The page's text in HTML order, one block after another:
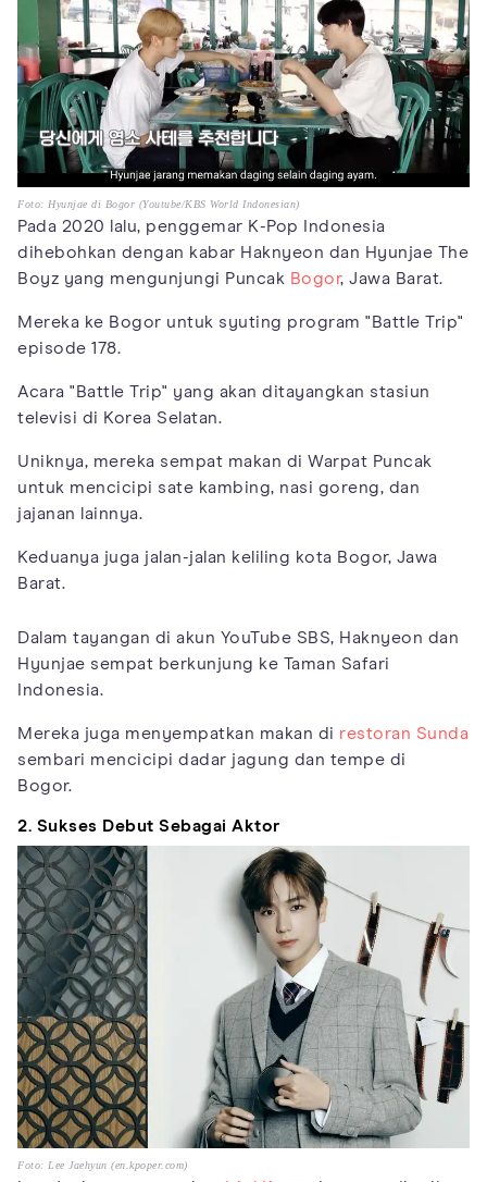
Foto: Hyunjae di Bogor (Youtube/KBS World Indonesian)
Pada 2020 lalu, penggemar K-Pop Indonesia
dihebohkan dengan kabar Haknyeon dan Hyunjae The
Boyz yang mengunjungi Puncak Bogor, Jawa Barat.
Mereka ke Bogor untuk syuting program "Battle Trip"
episode 178.
Acara "Battle Trip" yang akan ditayangkan stasiun
televisi di Korea Selatan.
Uniknya, mereka sempat makan di Warpat Puncak
untuk mencicipi sate kambing, nasi goreng, dan
jajanan lainnya.
Keduanya juga jalan-jalan keliling kota Bogor, Jawa
Barat.
Dalam tayangan di akun YouTube SBS, Haknyeon dan
Hyunjae sempat berkunjung ke Taman Safari
Indonesia.
Mereka juga menyempatkan makan di restoran Sunda
sembari mencicipi dadar jagung dan tempe di
Bogor.
2. Sukses Debut Sebagai Aktor
Foto: Lee Jaehyun (en.kpoper.com)